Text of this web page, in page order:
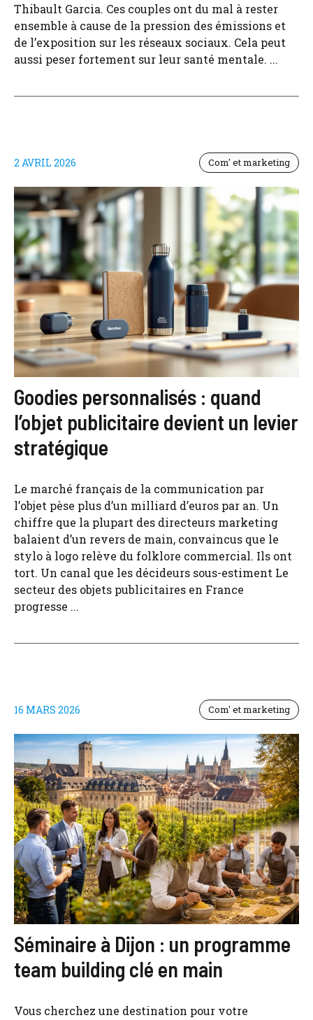
Thibault Garcia. Ces couples ont du mal à rester
ensemble à cause de la pression des émissions et
de l’exposition sur les réseaux sociaux. Cela peut
aussi peser fortement sur leur santé mentale. ...
2 AVRIL 2026 Com' et marketing
Goodies personnalisés : quand
l’objet publicitaire devient un levier
stratégique
Le marché français de la communication par
l’objet pèse plus d’un milliard d’euros par an. Un
chiffre que la plupart des directeurs marketing
balaient d’un revers de main, convaincus que le
stylo à logo relève du folklore commercial. Ils ont
tort. Un canal que les décideurs sous-estiment Le
secteur des objets publicitaires en France
progresse ...
16 MARS 2026 Com' et marketing
Séminaire à Dijon : un programme
team building clé en main
Vous cherchez une destination pour votre